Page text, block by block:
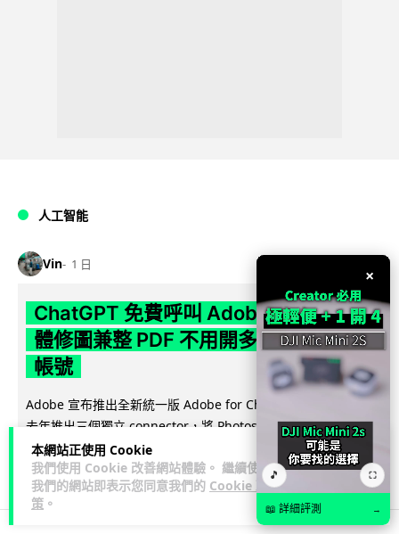
本網站正使用 Cookie
我們使用 Cookie 改善網站體驗。 繼續使用
我們的網站即表示您同意我們的 Cookie 政
策 。
人工智能
Vin 1 日
ChatGPT 免費呼叫 Adobe 一句話跨軟
體修圖兼整 PDF 不用開多個 APP 兼免
帳號
Adobe 宣布推出全新統一版 Adobe for ChatGPT 外掛，取代
去年推出三個獨立 connector，將 Photoshop、... 閱讀全文
128 5 ↗ 分享
×
🎵 ⛶
📖 詳細評測 →